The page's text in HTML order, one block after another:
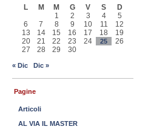
L
M M G V S
D
1
2 3 4
5
6
7 8 9 10 11
12
13
14 15 16 17 18
19
20
21 22 23 24 25
26
27
28 29 30
« Dic Dic »
Pagine
Articoli
AL VIA IL MASTER